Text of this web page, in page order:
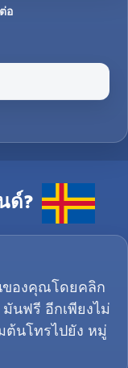
อ
ด์?
ของคุณโดยคลิก
นฟรี อีกเพียงไม่
นโทรไปยัง หมู่